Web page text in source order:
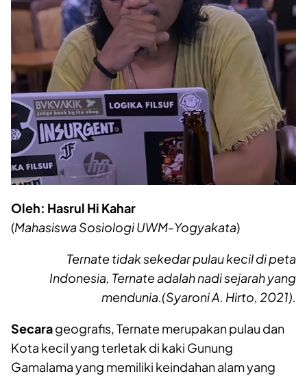
Oleh: Hasrul Hi Kahar
(MahasiswaSosiologi UWM-Yogyakata)
Ternate tidak sekedar pulau kecil di peta
Indonesia, Ternate adalah nadi sejarah yang
mendunia.(Syaroni A. Hirto, 2021).
Secarageografis, Ternate merupakan pulau dan
Kota kecil yang terletak di kaki Gunung
Gamalama yang memiliki keindahan alam yang